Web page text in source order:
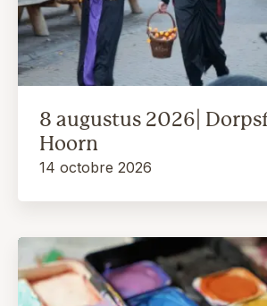
8 augustus 2026|
Hoorn
14 octobre 2026